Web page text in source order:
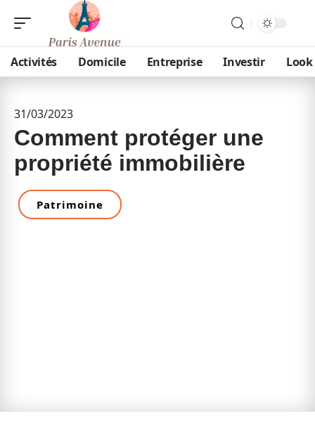
Activités Domicile Entreprise Investir Look
31/03/2023
Comment protéger une
propriété immobilière
Patrimoine